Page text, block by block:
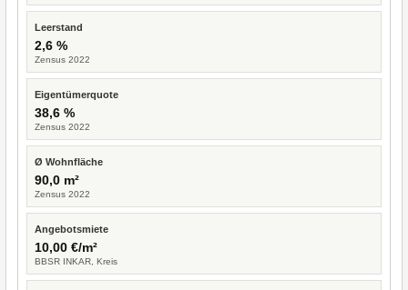
Leerstand
2,6 %
Zensus 2022
Eigentümerquote
38,6 %
Zensus 2022
Ø Wohnfläche
90,0 m²
Zensus 2022
Angebotsmiete
10,00 €/m²
BBSR INKAR, Kreis